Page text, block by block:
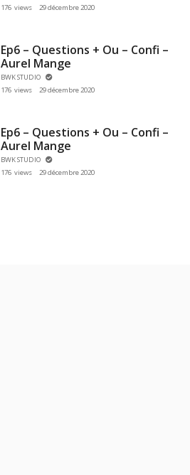
176 views
29 décembre 2020
Ep6 – Questions + Ou – Confi –
Aurel Mange
BWK STUDIO
176 views
29 décembre 2020
Ep6 – Questions + Ou – Confi –
Aurel Mange
BWK STUDIO
176 views
29 décembre 2020